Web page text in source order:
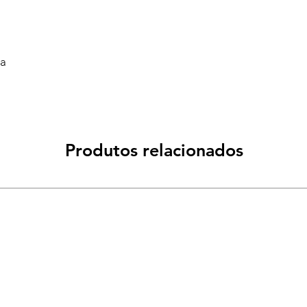
Produtos relacionados